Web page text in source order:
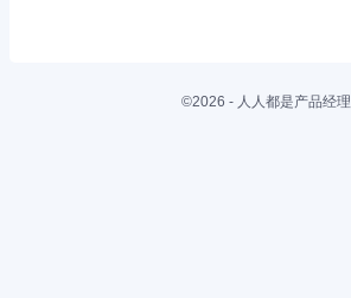
©2026 - 人人都是产品经理